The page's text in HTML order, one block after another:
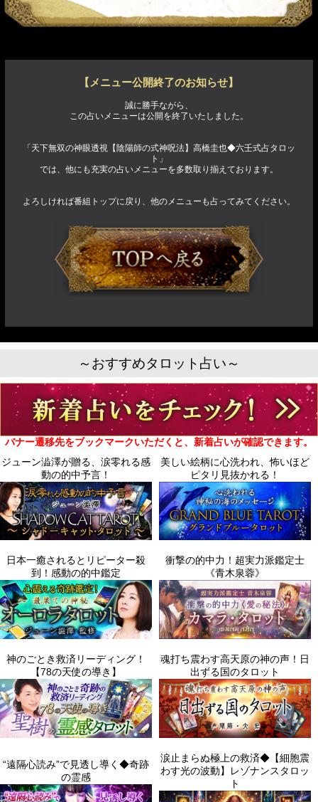
【メニュー公開終了のお知らせ】
誠に勝手ながら、
この占いメニューは公開を終了いたしました。
「天下無双の神眼透視【陰陽師の式神呪法】高橋圭也◆六壬式占タロッ
ト」
では、他にも充実の占いメニューを多数取り揃えております。
よろしければ番組トップに戻り、他のメニューも占ってみてください。